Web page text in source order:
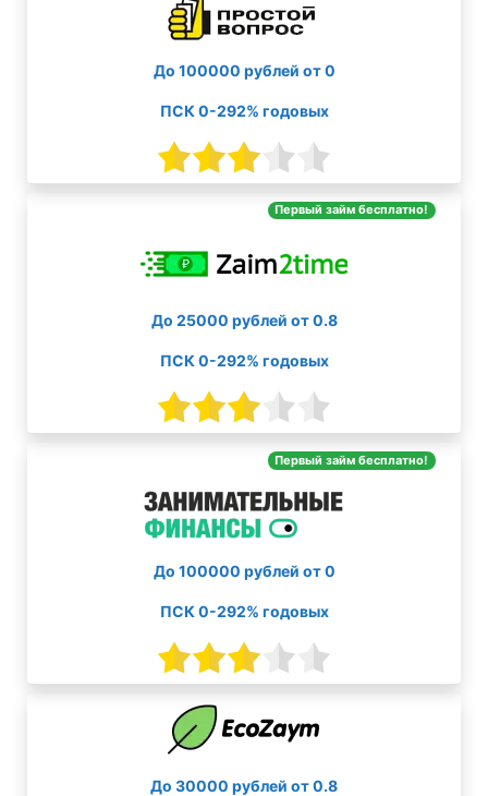
До 100000 рублей от 0
ПСК 0-292% годовых
Первый займ бесплатно!
До 25000 рублей от 0.8
ПСК 0-292% годовых
Первый займ бесплатно!
До 100000 рублей от 0
ПСК 0-292% годовых
До 30000 рублей от 0.8